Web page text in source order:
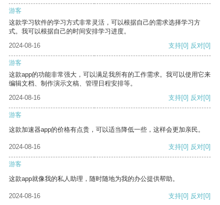
游客
这款学习软件的学习方式非常灵活，可以根据自己的需求选择学习方
式。我可以根据自己的时间安排学习进度。
2024-08-16
支持[0] 反对[0]
游客
这款app的功能非常强大，可以满足我所有的工作需求。我可以使用它来
编辑文档、制作演示文稿、管理日程安排等。
2024-08-16
支持[0] 反对[0]
游客
这款加速器app的价格有点贵，可以适当降低一些，这样会更加亲民。
2024-08-16 支持[0] 反对[0]
游客
这款app就像我的私人助理，随时随地为我的办公提供帮助。
2024-08-16 支持[0] 反对[0]